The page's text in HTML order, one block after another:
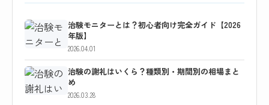
治験モニターとは？初心者向け完全ガイド【2026
年版】
2026.04.01
治験の謝礼はいくら？種類別・期間別の相場まと
め
2026.03.28